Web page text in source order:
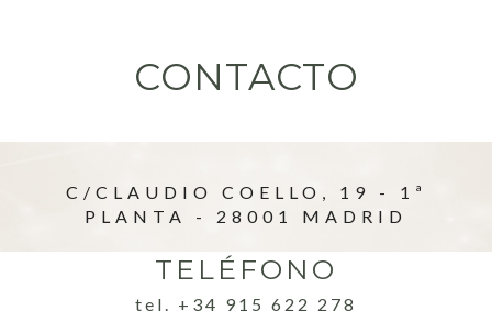
CONTACTO
C/CLAUDIO COELLO, 19 - 1ª
PLANTA - 28001 MADRID
TELÉFONO
tel. +34 915 622 278